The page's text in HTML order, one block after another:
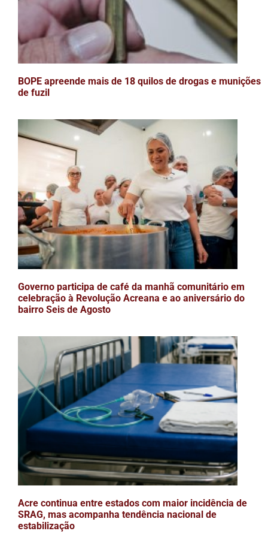
BOPE apreende mais de 18 quilos de drogas e munições
de fuzil
Governo participa de café da manhã comunitário em
celebração à Revolução Acreana e ao aniversário do
bairro Seis de Agosto
Acre continua entre estados com maior incidência de
SRAG, mas acompanha tendência nacional de
estabilização